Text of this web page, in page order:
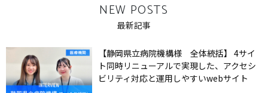
NEW POSTS
最新記事
【静岡県立病院機構様 全体統括】 4サイ
ト同時リニューアルで実現した、アクセシ
ビリティ対応と運用しやすいwebサイト